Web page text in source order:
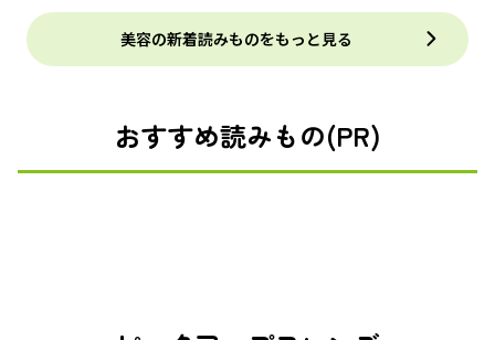
美容の新着読みものをもっと見る
おすすめ読みもの(PR)